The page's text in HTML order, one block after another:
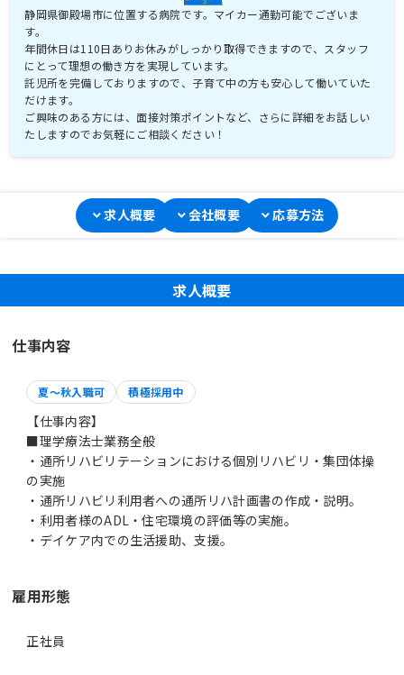
静岡県御殿場市に位置する病院です。マイカー通勤可能でございま
す。
年間休日は110日ありお休みがしっかり取得できますので、スタッフ
にとって理想の働き方を実現しています。
託児所を完備しておりますので、子育て中の方も安心して働いていた
だけます。
ご興味のある方には、面接対策ポイントなど、さらに詳細をお話しい
たしますのでお気軽にご相談ください！
求人概要 会社概要 応募方法
求人概要
仕事内容
夏～秋入職可 積極採用中
【仕事内容】
■理学療法士業務全般
・通所リハビリテーションにおける個別リハビリ・集団体操
の実施
・通所リハビリ利用者への通所リハ計画書の作成・説明。
・利用者様のADL・住宅環境の評価等の実施。
雇用形態
正社員